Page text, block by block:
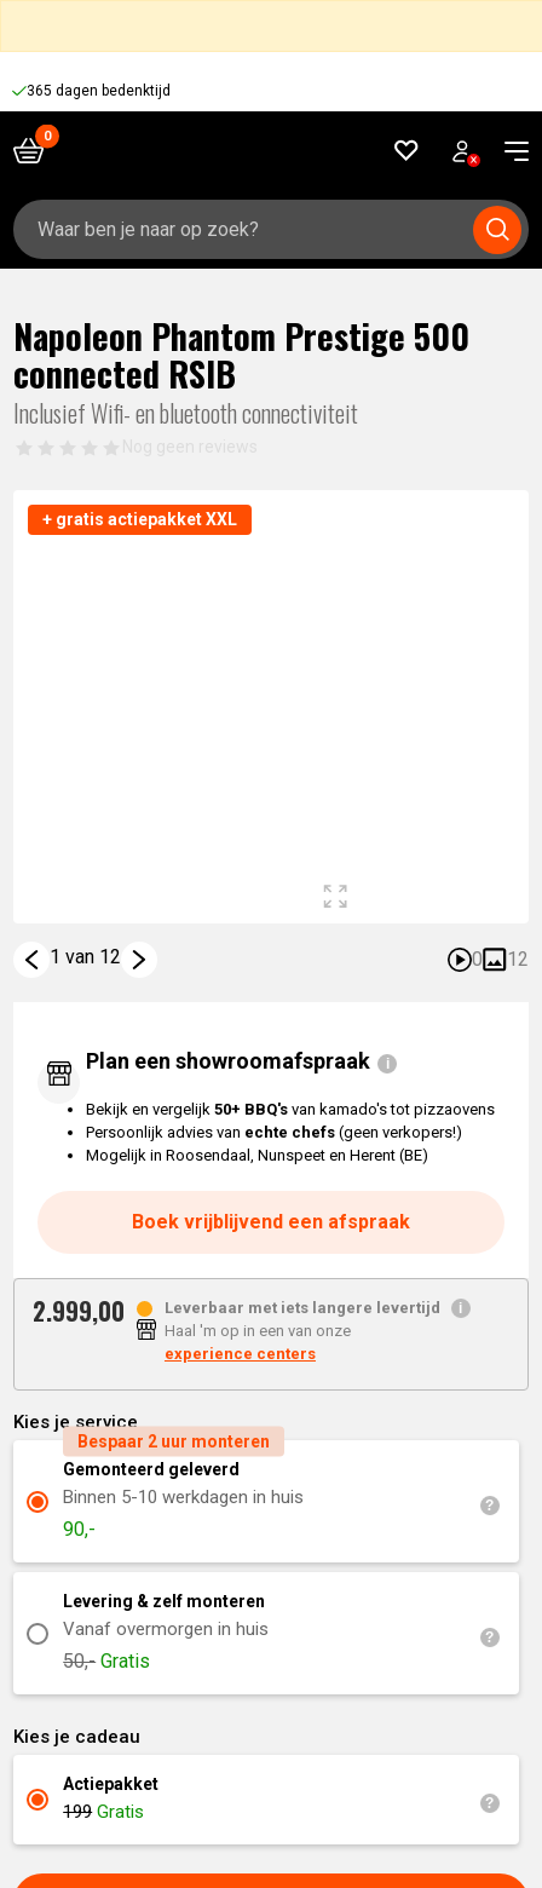
365 dagen bedenktijd
Zoeken
naar:
Napoleon Phantom Prestige 500
connected RSIB
Inclusief Wifi- en bluetooth connectiviteit
1 van 12 0 12
+ gratis actiepakket XXL
2.999,00
Leverbaar met iets langere levertijd
Haal 'm op in een van onze
experience centers
Kies je service
Gemonteerd geleverd
Binnen 5-10 werkdagen in huis
90,-
Bespaar 2 uur monteren
Levering & zelf monteren
Vanaf overmorgen in huis
50,- Gratis
Kies je cadeau
Actiepakket
199Gratis
Plan een showroomafspraak
Bekijk en vergelijk50+ BBQ's van kamado's tot pizzaovens
Persoonlijk advies van echte chefs (geen verkopers!)
Mogelijk in Roosendaal, Nunspeet en Herent (BE)
Boek vrijblijvend een afspraak